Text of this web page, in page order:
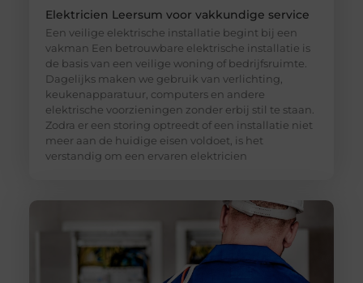
Elektricien Leersum voor vakkundige service
Een veilige elektrische installatie begint bij een
vakman Een betrouwbare elektrische installatie is
de basis van een veilige woning of bedrijfsruimte.
Dagelijks maken we gebruik van verlichting,
keukenapparatuur, computers en andere
elektrische voorzieningen zonder erbij stil te staan.
Zodra er een storing optreedt of een installatie niet
meer aan de huidige eisen voldoet, is het
verstandig om een ervaren elektricien